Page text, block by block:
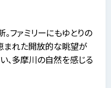
ファミリーにもゆとりの
まれた開放的な眺望が
、多摩川の自然を感じる